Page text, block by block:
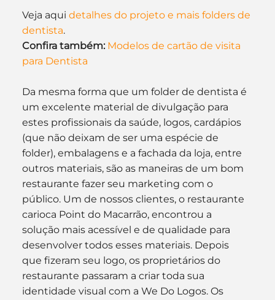
Veja aqui detalhes do projeto e mais folders de
dentista.
Confira também: Modelos de cartão de visita
para Dentista
Da mesma forma que um folder de dentista é
um excelente material de divulgação para
estes profissionais da saúde, logos, cardápios
(que não deixam de ser uma espécie de
folder), embalagens e a fachada da loja, entre
outros materiais, são as maneiras de um bom
restaurante fazer seu marketing com o
público. Um de nossos clientes, o restaurante
carioca Point do Macarrão, encontrou a
solução mais acessível e de qualidade para
desenvolver todos esses materiais. Depois
que fizeram seu logo, os proprietários do
restaurante passaram a criar toda sua
identidade visual com a We Do Logos. Os